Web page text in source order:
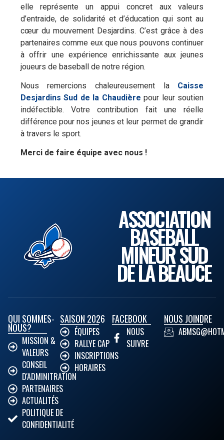
elle représente un appui concret aux valeurs
d’entraide, de solidarité et d’éducation qui sont au
cœur du mouvement Desjardins. C’est grâce à des
partenaires comme eux que nous pouvons continuer
à offrir une expérience enrichissante aux jeunes
joueurs de baseball de notre région.
Nous remercions chaleureusement la
Caisse
Desjardins Sud de la Chaudière pour leur soutien
indéfectible. Votre contribution fait une réelle
différence pour nos jeunes et leur permet de grandir
à travers le sport.
Merci de faire équipe avec nous !
ASSOCIATION
BASEBALL
MINEUR SUD
DE LA BEAUCE
QUI SOMMES-
NOUS?
MISSION &
VALEURS
CONSEIL
D'ADMINITRATION
PARTENAIRES
ACTUALITÉS
POLITIQUE DE
CONFIDENTIALITÉ
SAISON 2026
ÉQUIPES
RALLYE CAP
INSCRIPTIONS
HORAIRES
FACEBOOK
NOUS
SUIVRE
NOUS JOINDRE